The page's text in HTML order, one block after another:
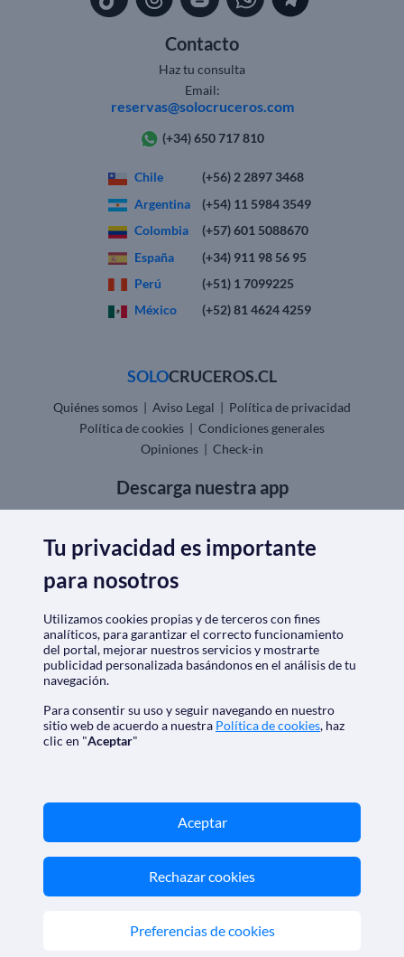
Contacto
Haz tu consulta
Email:
reservas@solocruceros.com
(+34) 650 717 810
Chile
(+56) 2 2897 3468
Argentina
(+54) 11 5984 3549
Colombia
(+57) 601 5088670
España
(+34) 911 98 56 95
Perú
(+51) 1 7099225
México
(+52) 81 4624 4259
SOLOCRUCEROS.CL
Quiénes somos | Aviso Legal | Política de privacidad
Política de cookies | Condiciones generales
Opiniones | Check-in
Descarga nuestra app
autorización GC 001818
Marca registrada de Aethalia Viajes y Cruceros S.L. C.I.F.
B60418605
© 2026 SoloCruceros.cl
Reservados todos los derechos.
SoloCruceros.cl - Agencia de viajes online con número de
Marca registrada de Aethalia Viajes y Cruceros S.L. C.I.F.
Tu privacidad es importante
para nosotros
Utilizamos cookies propias y de terceros con fines
analíticos, para garantizar el correcto funcionamiento
del portal, mejorar nuestros servicios y mostrarte
publicidad personalizada basándonos en el análisis de tu
navegación.
Para consentir su uso y seguir navegando en nuestro
sitio web de acuerdo a nuestra Política de cookies, haz
clic en "Aceptar"
Aceptar
Rechazar cookies
Preferencias de cookies